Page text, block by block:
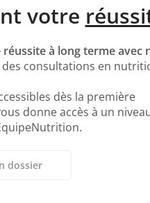
votre
à long terme avec
consultations en
dès la première
donne accès à un
dossier